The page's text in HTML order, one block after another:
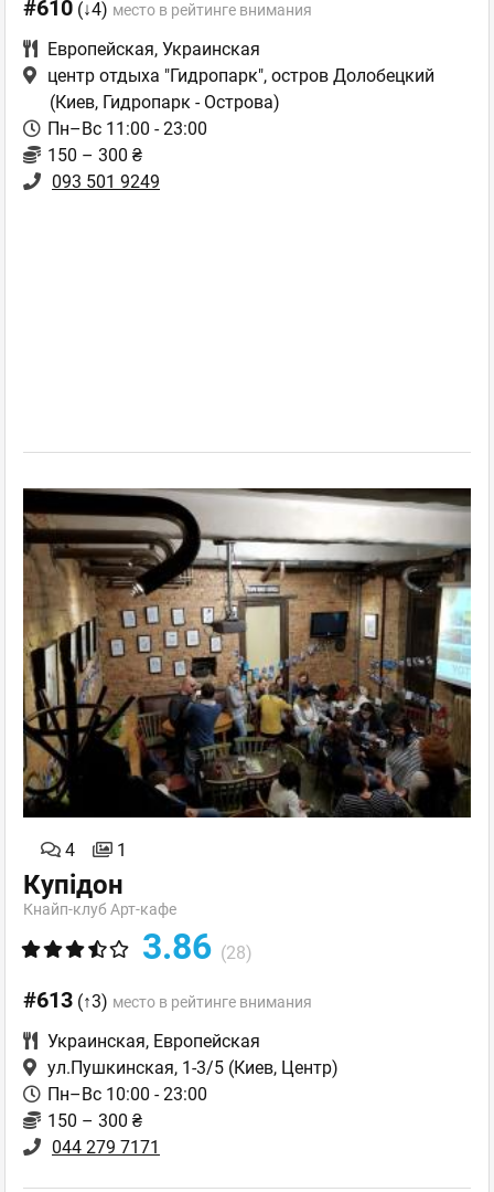
#610 (↓4) место в рейтинге внимания
Европейская, Украинская
центр отдыха "Гидропарк", остров Долобецкий
(Киев, Гидропарк - Острова)
Пн–Вс 11:00 - 23:00
150 – 300 ₴
093 501 9249
4 1
Купідон
Кнайп-клуб Арт-кафе
3.86 (28)
#613 (↑3) место в рейтинге внимания
Украинская, Европейская
ул.Пушкинская, 1-3/5 (Киев, Центр)
Пн–Вс 10:00 - 23:00
150 – 300 ₴
044 279 7171